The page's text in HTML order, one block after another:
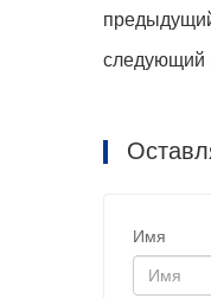
следующий
Имя